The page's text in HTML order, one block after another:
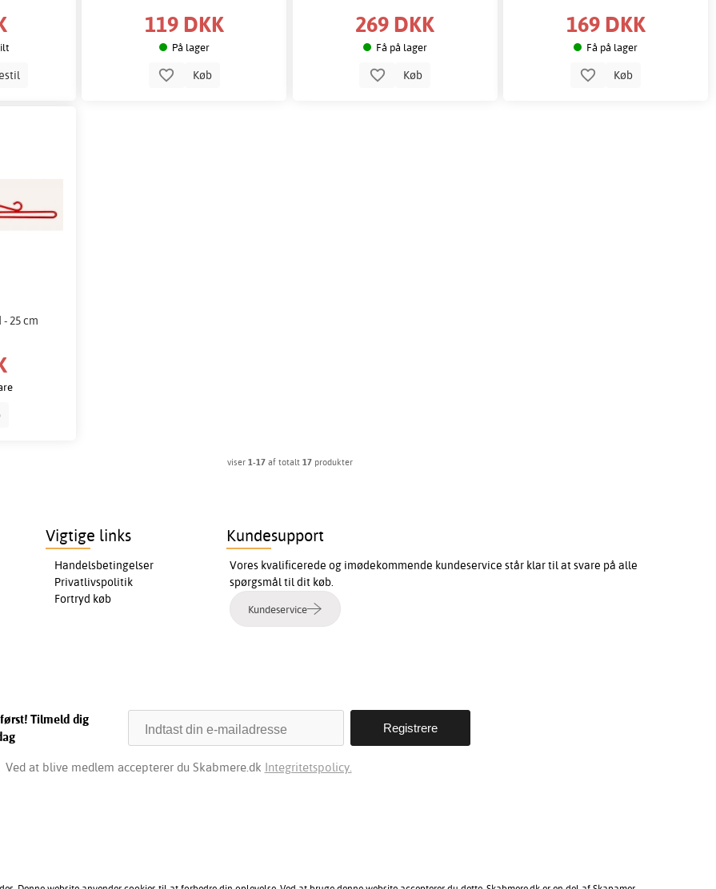
119 DKK
På lager
Køb
269 DKK
Få på lager
Køb
169 DKK
Få på lager
Køb
25 cm
viser 1-17af totalt 17produkter
Vigtige links
Handelsbetingelser
Privatlivspolitik
Fortryd køb
Kundesupport
Vores kvalificerede og imødekommende kundeservice står klar til at svare på alle
spørgsmål til dit køb.
Kundeservice
Tilmeld dig
Ved at blive medlem accepterer du Skabmere.dk Integritetspolicy.